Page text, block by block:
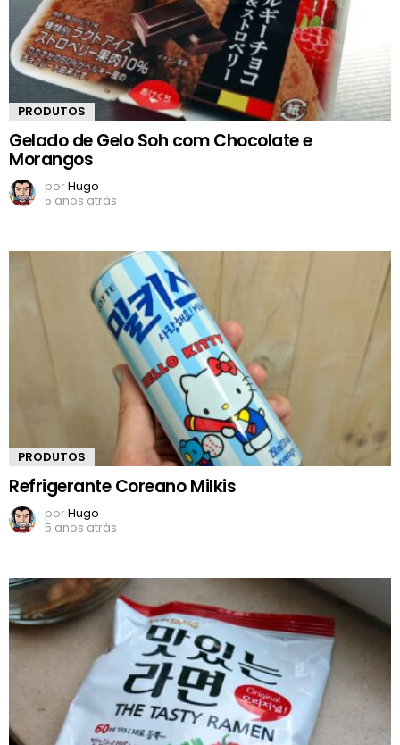
PRODUTOS
Gelado de Gelo Soh com Chocolate e
Morangos
porHugo
5 anos atrás
PRODUTOS
Refrigerante Coreano Milkis
porHugo
5 anos atrás